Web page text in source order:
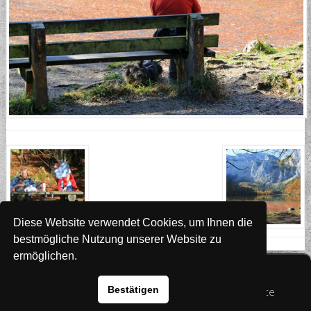
© 2026 Australian Shepherd - Hovawart - Zuchtstätte
Diese Website verwendet Cookies, um Ihnen die
bestmögliche Nutzung unserer Website zu
ermöglichen.
Bestätigen